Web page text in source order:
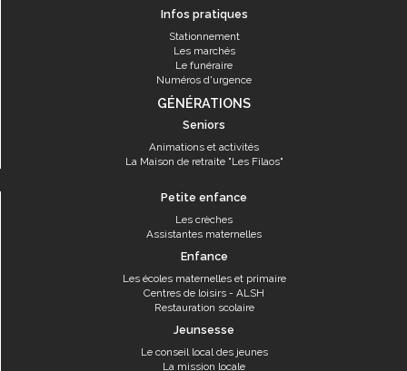
Infos pratiques
Stationnement
Les marchés
Le funéraire
Numéros d'urgence
GÉNÉRATIONS
Seniors
Animations et activités
La Maison de retraite "Les Filaos"
Petite enfance
Les crèches
Assistantes maternelles
Enfance
Les écoles maternelles et primaire
Centres de loisirs - ALSH
Restauration scolaire
Jeunsesse
Le conseil local des jeunes
La mission locale